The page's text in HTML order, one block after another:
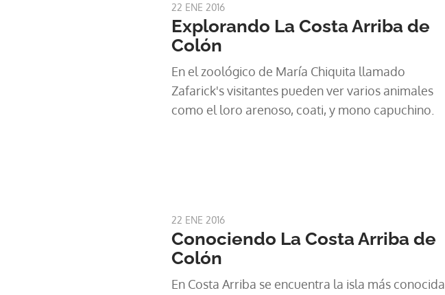
22 ENE 2016
Explorando La Costa Arriba de
Colón
En el zoológico de María Chiquita llamado
Zafarick's visitantes pueden ver varios animales
como el loro arenoso, coati, y mono capuchino.
22 ENE 2016
Conociendo La Costa Arriba de
Colón
En Costa Arriba se encuentra la isla más conocida